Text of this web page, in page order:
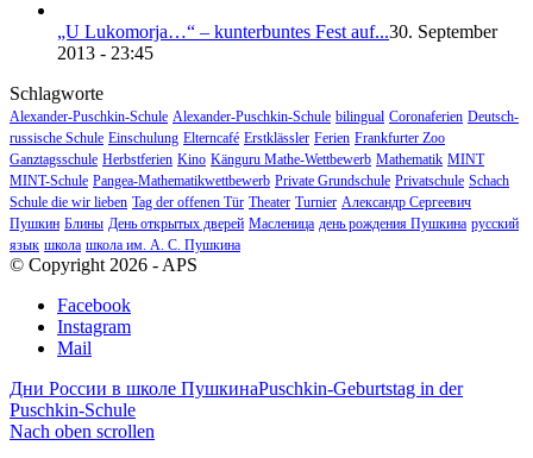
„U Lukomorja…“ – kunterbuntes Fest auf...30. September
2013 - 23:45
Schlagworte
Alexander-Puschkin-Schule Alexander-Puschkin-Schule bilingual Coronaferien Deutsch-
russische Schule Einschulung Elterncafé Erstklässler Ferien Frankfurter Zoo
Ganztagsschule Herbstferien Kino Känguru Mathe-Wettbewerb Mathematik MINT
MINT-Schule Pangea-Mathematikwettbewerb Private Grundschule Privatschule Schach
Schule die wir lieben Tag der offenen Tür Theater Turnier Александр Сергеевич
Пушкин Блины День открытых дверей Масленица день рождения Пушкина русский
язык школа школа им. А. С. Пушкина
© Copyright 2026 - APS
Facebook
Instagram
Mail
Дни России в школе ПушкинаPuschkin-Geburtstag in der
Puschkin-Schule
Nach oben scrollen